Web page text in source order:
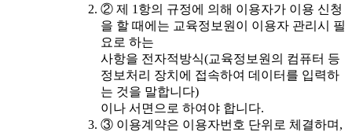
② 제 1항의 규정에 의해 이용자가 이용 신청
을 할 때에는 교육정보원이 이용자 관리시 필
요로 하는
사항을 전자적방식(교육정보원의 컴퓨터 등
정보처리 장치에 접속하여 데이터를 입력하
는 것을 말합니다)
이나 서면으로 하여야 합니다.
③ 이용계약은 이용자번호 단위로 체결하며,